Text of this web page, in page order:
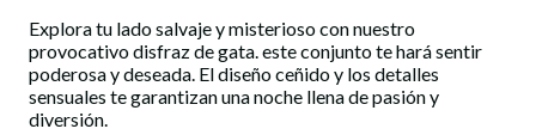
Explora tu lado salvaje y misterioso con nuestro
provocativo disfraz de gata. este conjunto te hará sentir
poderosa y deseada. El diseño ceñido y los detalles
sensuales te garantizan una noche llena de pasión y
diversión.